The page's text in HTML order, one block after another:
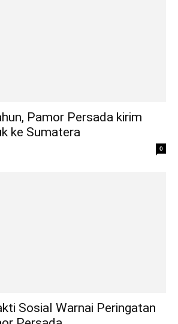
Pamor Persada kirim
ke Sumatera
0
Sosial Warnai Peringatan